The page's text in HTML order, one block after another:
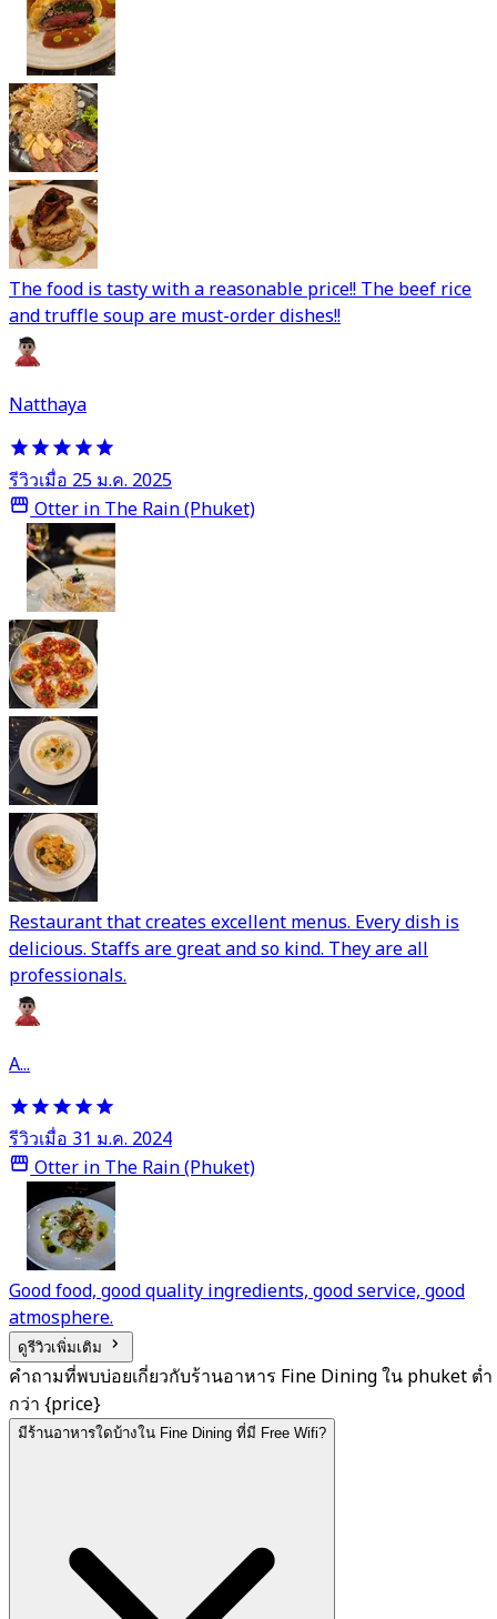
The food is tasty with a reasonable price!! The beef rice
and truffle soup are must-order dishes!!
Natthaya
รีวิวเมื่อ 25 ม.ค. 2025
Otter in The Rain (Phuket)
Restaurant that creates excellent menus. Every dish is
delicious. Staffs are great and so kind. They are all
professionals.
A...
รีวิวเมื่อ 31 ม.ค. 2024
Otter in The Rain (Phuket)
Good food, good quality ingredients, good service, good
atmosphere.
ดูรีวิวเพิ่มเติม
คำถามที่พบบ่อยเกี่ยวกับร้านอาหาร Fine Dining ใน phuket ต่ำ
กว่า {price}
มีร้านอาหารใดบ้างใน Fine Dining ที่มี Free Wifi?